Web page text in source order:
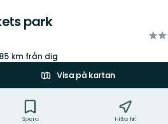
park
av
km från dig
Visa på kartan
Spara Hitta hit